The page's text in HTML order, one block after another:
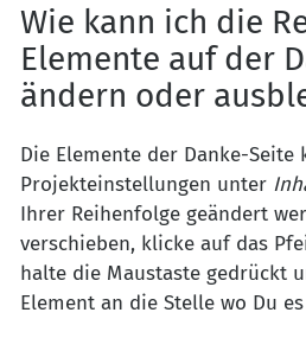
Wie kann ich die
Elemente auf der
ändern oder
Die Elemente der Danke-Seite
Projekteinstellungen unter
Ihrer Reihenfolge geändert
verschieben, klicke auf das
halte die Maustaste gedrückt
Element an die Stelle wo Du